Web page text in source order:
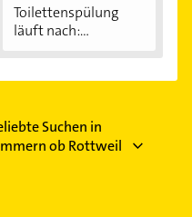
Toilettenspülung
läuft nach:...
Suchen in
ob Rottweil